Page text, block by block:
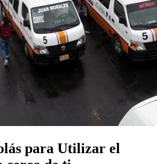
para Utilizar el